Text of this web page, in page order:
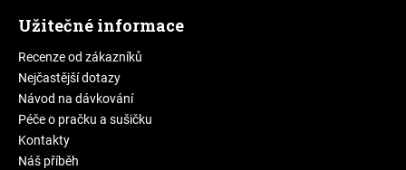
Užitečné informace
Recenze od zákazníků
Nejčastější dotazy
Návod na dávkování
Péče o pračku a sušičku
Kontakty
Náš příběh